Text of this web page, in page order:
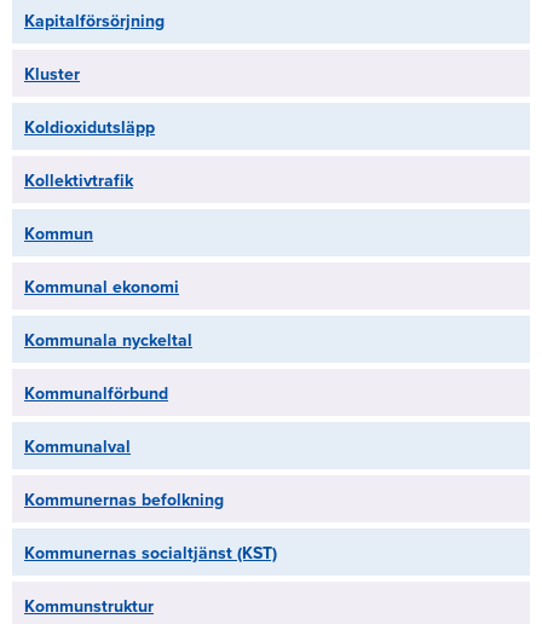
Kapitalförsörjning
Kluster
Koldioxidutsläpp
Kollektivtrafik
Kommun
Kommunal ekonomi
Kommunala nyckeltal
Kommunalförbund
Kommunalval
Kommunernas befolkning
Kommunernas socialtjänst (KST)
Kommunstruktur